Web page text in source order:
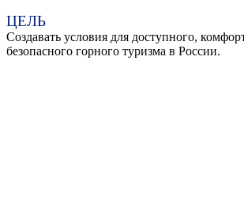
ЦЕЛЬ
Создавать условия для доступного,
безопасного горного туризма в России.